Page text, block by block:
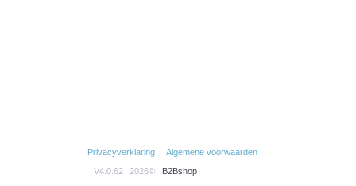
V4.0.62 2026© B2Bshop
Privacyverklaring Algemene voorwaarden